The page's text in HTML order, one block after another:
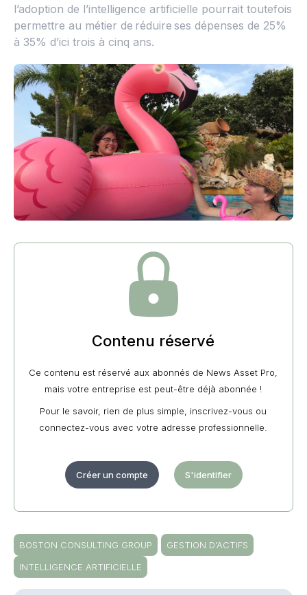
l’adoption de l’intelligence artificielle pourrait toutefois
permettre au métier de réduire ses dépenses de 25%
à 35% d’ici trois à cinq ans.
Contenu réservé
Ce contenu est réservé aux abonnés de News Asset Pro,
mais votre entreprise est peut-être déjà abonnée !
Pour le savoir, rien de plus simple, inscrivez-vous ou
connectez-vous avec votre adresse professionnelle.
Créer un compte S'identifier
BOSTON CONSULTING GROUP
GESTION D'ACTIFS
INTELLIGENCE ARTIFICIELLE